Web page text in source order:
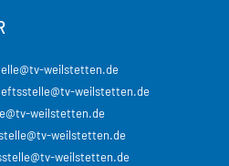
weilstetten.de
weilstetten.de
weilstetten.de
weilstetten.de
weilstetten.de